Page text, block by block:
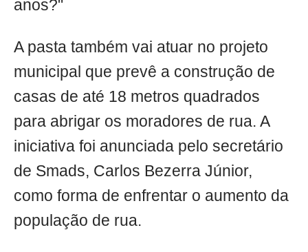
anos?"
A pasta também vai atuar no projeto
municipal que prevê a construção de
casas de até 18 metros quadrados
para abrigar os moradores de rua. A
iniciativa foi anunciada pelo secretário
de Smads, Carlos Bezerra Júnior,
como forma de enfrentar o aumento da
população de rua.